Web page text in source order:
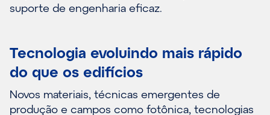
suporte de engenharia eficaz.
Tecnologia evoluindo mais rápido
do que os edifícios
Novos materiais, técnicas emergentes de
produção e campos como fotônica, tecnologias